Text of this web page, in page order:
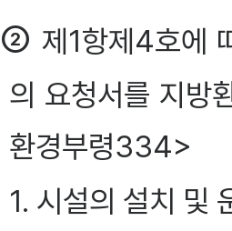
② 제1항제4호에
의 요청서를 지방
환경부령334>
1. 시설의 설치 및